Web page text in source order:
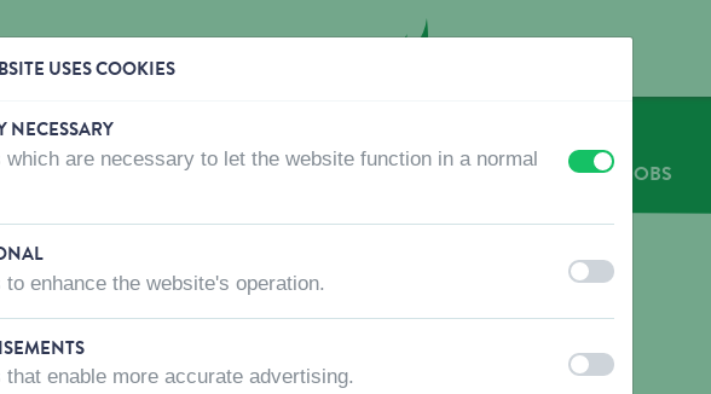
OÙ ACHETER QUI SOMMES-NOUS? CONTACTEZ-NOUS JOBS
pour nos produits!
votre visite pour vous assurer que
USES COOKIES
NECESSARY
which are necessary to let the website function in a normal
offon
to enhance the website's operation. off on
that enable more accurate advertising. offon